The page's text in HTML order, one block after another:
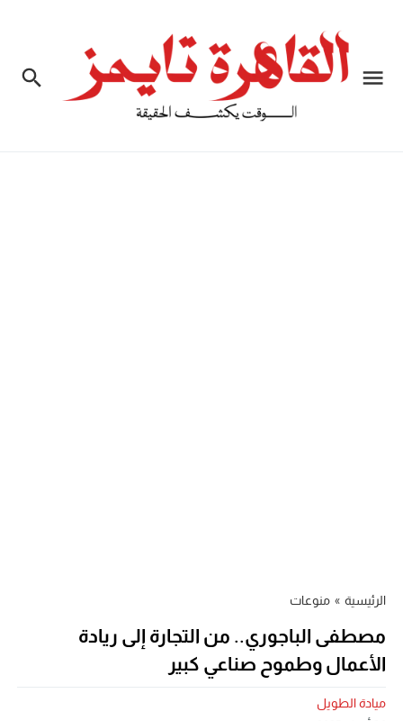
الرئيسية » منوعات
مصطفى الباجوري.. من التجارة إلى ريادة
الأعمال وطموح صناعي كبير
ميادة الطويل